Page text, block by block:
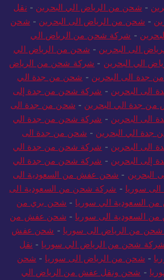
- شحن من الرياض الي البحرين - نقل
- شحن من الرياض الى البحرين - شحن
- شركة شحن من الرياض الي
الى البحرين - شحن من الرياض الي
الي البحرين - شركة شحن من الرياض
جدة الى البحرين - شحن من جدة الي
الى البحرين - شركة شحن من جدة إلى
جدة الي البحرين - شحن من جدة الى
الى البحرين - شركة شحن من جدة الي
الي البحرين - شحن من جدة الى
الى البحرين - شركة شحن من جدة الي
إلى البحرين - شركة شحن من جدة الي
البحرين - شحن عفش من السعودية الى
سوريا - شركة شحن من السعودية الى
السعودية الي سوريا - شحن بري من
السعودية الى سوريا - شحن عفش من
من الرياض الى سوريا - شحن عفش
شركة شحن من الرياض الي سوريا - نقل
- شحن من الرياض الى سوريا - شحن
- شحن ونقل عفش من الرياض الي